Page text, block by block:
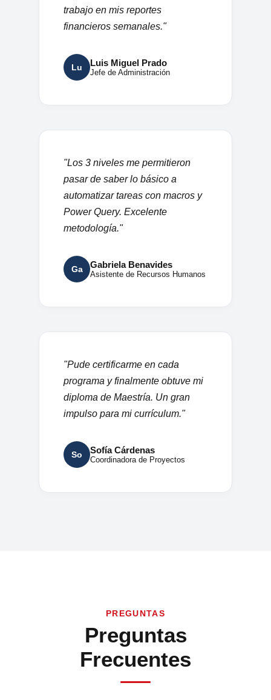
trabajo en mis reportes
financieros semanales."
Lu Luis Miguel Prado
Jefe de Administración
"Los 3 niveles me permitieron
pasar de saber lo básico a
automatizar tareas con macros y
Power Query. Excelente
metodología."
Ga Gabriela Benavides
Asistente de Recursos Humanos
"Pude certificarme en cada
programa y finalmente obtuve mi
diploma de Maestría. Un gran
impulso para mi currículum."
So Sofía Cárdenas
Coordinadora de Proyectos
PREGUNTAS
Preguntas
Frecuentes